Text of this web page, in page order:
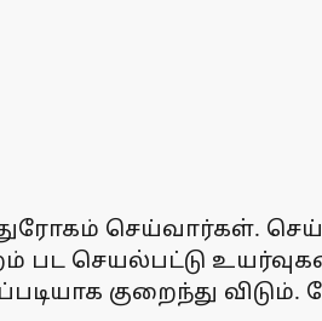
செய்வார்கள்.
பட செயல்பட்டு
குறைந்து விடும்.